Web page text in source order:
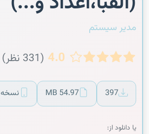
مدیر سیستم
4.0 (331 نظر)
397
54.97 MB نسخه 1.0.0
یا دانلود از: